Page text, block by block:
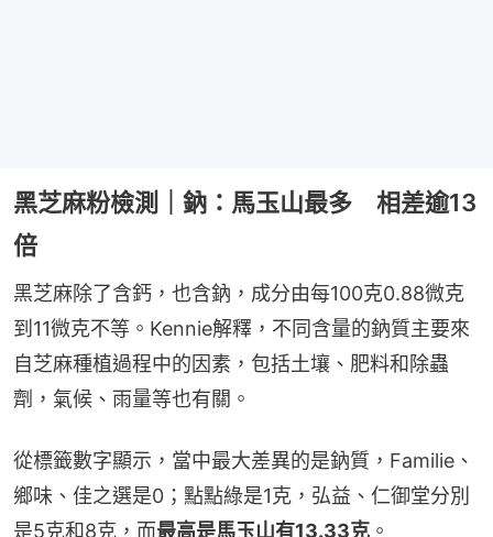
黑芝麻粉檢測｜鈉：馬玉山最多 相差逾13
倍
黑芝麻除了含鈣，也含鈉，成分由每100克0.88微克
到11微克不等。Kennie解釋，不同含量的鈉質主要來
自芝麻種植過程中的因素，包括土壤、肥料和除蟲
劑，氣候、雨量等也有關。
從標籤數字顯示，當中最大差異的是鈉質，Familie、
鄉味、佳之選是0；點點綠是1克，弘益、仁御堂分別
是5克和8克，而最高是馬玉山有13.33克 。